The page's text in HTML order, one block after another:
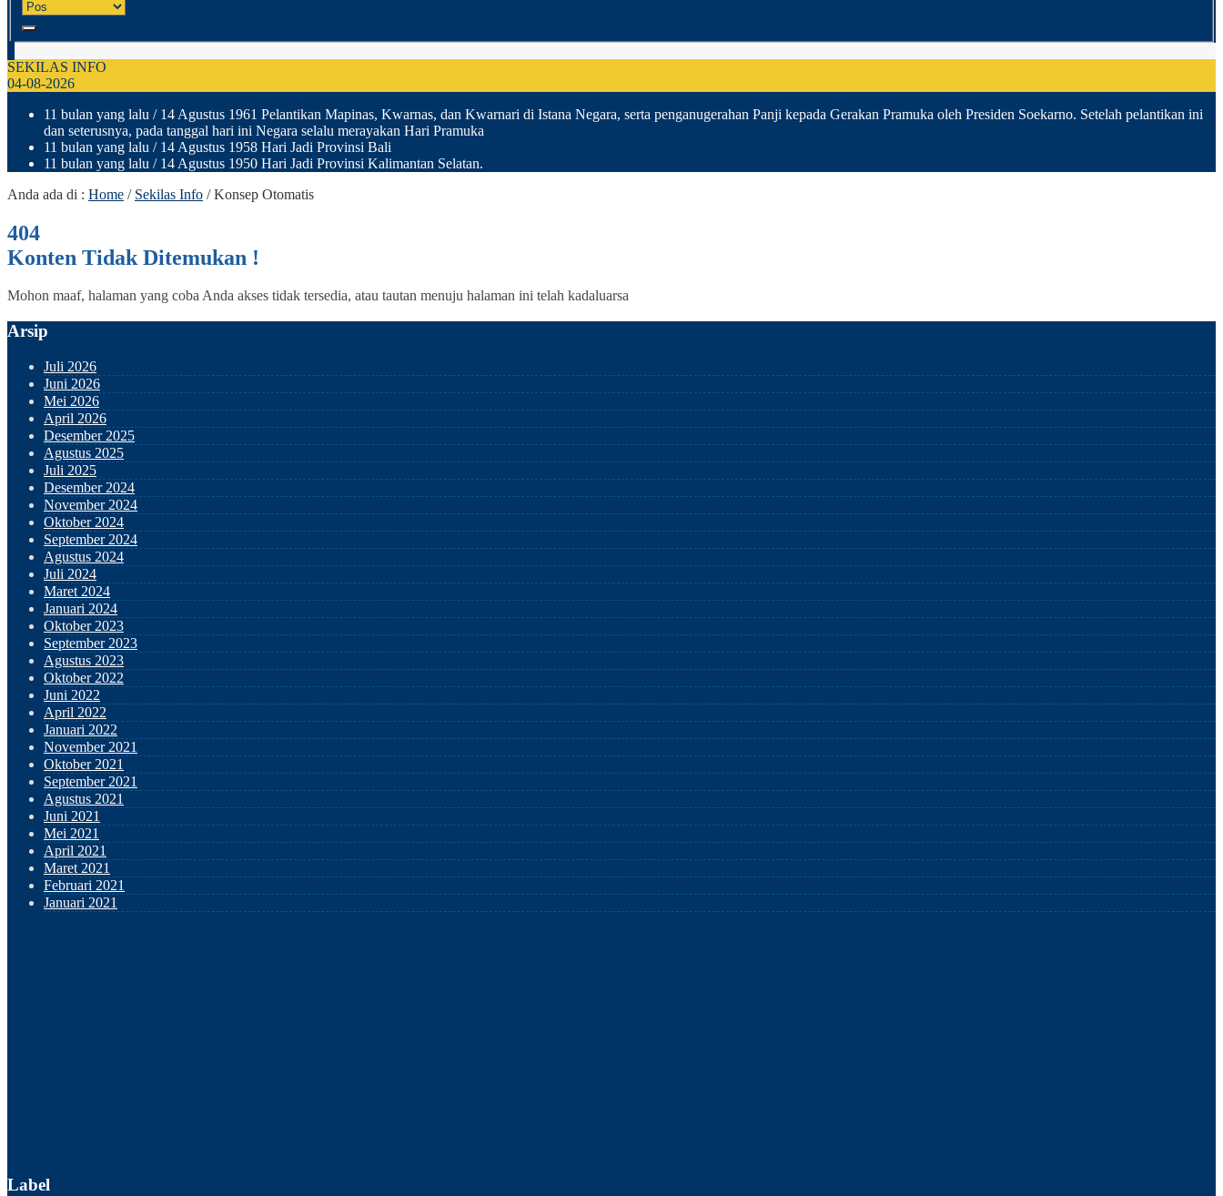
SEKILAS INFO
04-08-2026
11 bulan yang lalu / 14 Agustus 1961 Pelantikan Mapinas, Kwarnas, dan Kwarnari di Istana Negara, serta penganugerahan Panji kepada Gerakan Pramuka oleh Presiden Soekarno. Setelah pelantikan ini
dan seterusnya, pada tanggal hari ini Negara selalu merayakan Hari Pramuka
11 bulan yang lalu / 14 Agustus 1958 Hari Jadi Provinsi Bali
11 bulan yang lalu / 14 Agustus 1950 Hari Jadi Provinsi Kalimantan Selatan.
Anda ada di : Home / Sekilas Info /Konsep Otomatis
404
Konten Tidak Ditemukan !
Mohon maaf, halaman yang coba Anda akses tidak tersedia, atau tautan menuju halaman ini telah kadaluarsa
Arsip
Juli 2026
Juni 2026
Mei 2026
April 2026
Desember 2025
Agustus 2025
Juli 2025
Desember 2024
November 2024
Oktober 2024
September 2024
Agustus 2024
Juli 2024
Maret 2024
Januari 2024
Oktober 2023
September 2023
Agustus 2023
Oktober 2022
Juni 2022
April 2022
Januari 2022
November 2021
Oktober 2021
September 2021
Agustus 2021
Juni 2021
Mei 2021
April 2021
Maret 2021
Februari 2021
Januari 2021
Label